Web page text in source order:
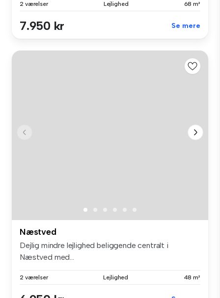
2 værelser Lejlighed 68 m²
7.950 kr Se mere
Næstved
Dejlig mindre lejlighed beliggende centralt i
Næstved med...
2 værelser Lejlighed 48 m²